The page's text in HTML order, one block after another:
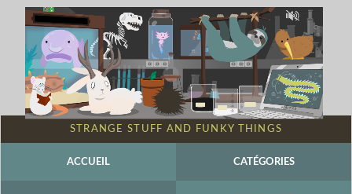
STRANGE STUFF AND FUNKY THINGS
ACCUEIL CATÉGORIES